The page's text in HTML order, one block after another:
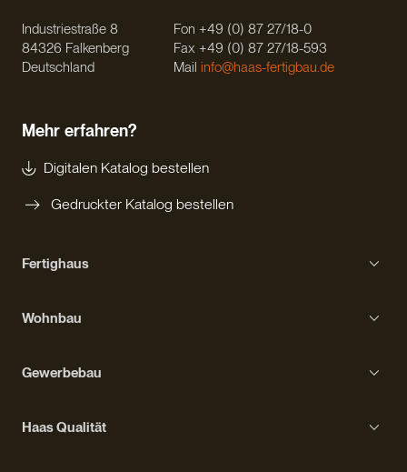
Industriestraße 8
84326 Falkenberg
Deutschland
Fon +49 (0) 87 27/18-0
Fax +49 (0) 87 27/18-593
Mail info@haas-fertigbau.de
Mehr erfahren?
Digitalen Katalog bestellen
Gedruckter Katalog bestellen
Fertighaus
Kompakthaus
Stadtvilla
Wohnbau
Ausstattung
Gewerbebau
Haas Qualität